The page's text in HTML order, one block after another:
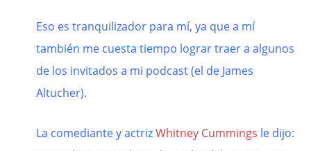
Eso es tranquilizador para mí, ya que a mí
también me cuesta tiempo lograr traer a algunos
de los invitados a mi podcast (el de James
Altucher).
La comediante y actrizWhitney Cummings le dijo: